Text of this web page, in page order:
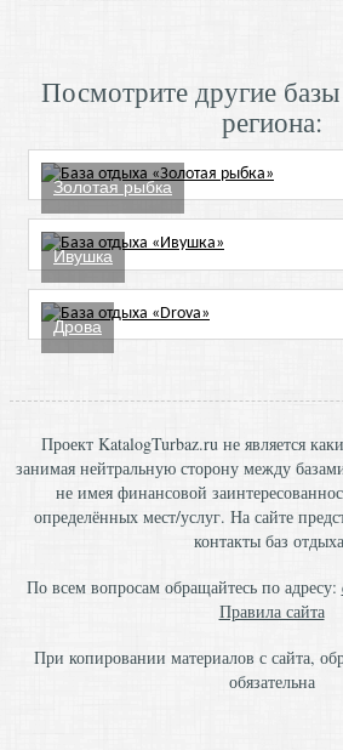
Посмотрите другие
региона:
Золотая рыбка
Ивушка
Дрова
Проект KatalogTurbaz.ru не является
занимая нейтральную сторону между
не имея финансовой
определённых мест/услуг. На сайте
контакты баз
По всем вопросам обращайтесь по адресу:
Правила сайта
При копировании материалов с сайта,
обязательна